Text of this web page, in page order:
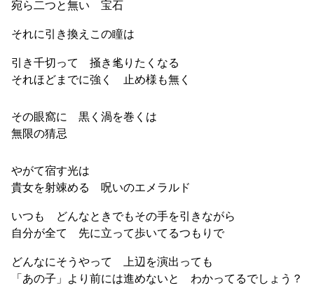
宛ら二つと無い 宝石
それに引き換えこの瞳は
引き千切って 掻き毟りたくなる
それほどまでに強く 止め様も無く
その眼窩に 黒く渦を巻くは
無限の猜忌
やがて宿す光は
貴女を射竦める 呪いのエメラルド
いつも どんなときでもその手を引きながら
自分が全て 先に立って歩いてるつもりで
どんなにそうやって 上辺を演出っても
「あの子」より前には進めないと わかってるでしょう？